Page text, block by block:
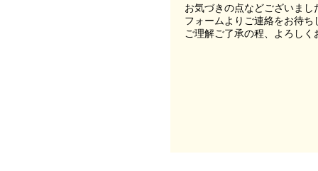
お気づきの点などございま
フォームよりご連絡をお待ち
ご理解ご了承の程、よろし